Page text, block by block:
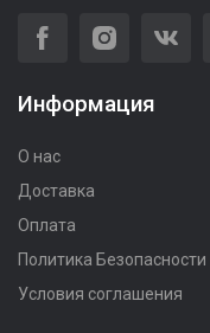
Информация
О нас
Доставка
Оплата
Политика Безопасности
Условия соглашения